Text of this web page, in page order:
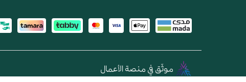
موثّق في منصة الأعمال